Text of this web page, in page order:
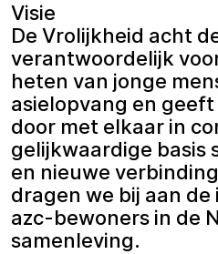
Visie
De Vrolijkheid acht
verantwoordelijk
heten van jonge
asielopvang en
door met elkaar in
gelijkwaardige basis
en nieuwe
dragen we bij aan de
azc-bewoners in de
samenleving.